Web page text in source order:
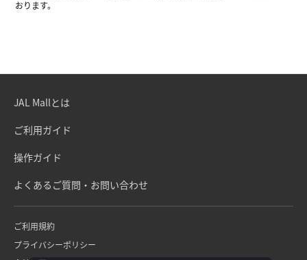
おります。
JAL Mallとは
ご利用ガイド
操作ガイド
よくあるご質問・お問い合わせ
ご利用規約
プライバシーポリシー